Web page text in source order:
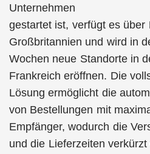
Unternehmen
gestartet ist, verfügt es über
Großbritannien und wird in
Wochen neue Standorte in
Frankreich eröffnen. Die
Lösung ermöglicht die
von Bestellungen mit
Empfänger, wodurch die
und die Lieferzeiten